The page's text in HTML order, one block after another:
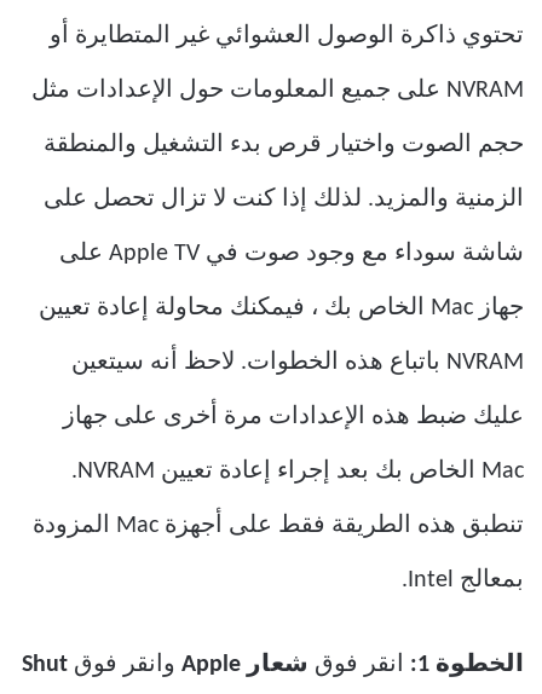
تحتوي ذاكرة الوصول العشوائي غير المتطايرة أو
NVRAM على جميع المعلومات حول الإعدادات مثل
حجم الصوت واختيار قرص بدء التشغيل والمنطقة
الزمنية والمزيد. لذلك إذا كنت لا تزال تحصل على
شاشة سوداء مع وجود صوت في Apple TV على
جهاز Mac الخاص بك ، فيمكنك محاولة إعادة تعيين
NVRAM باتباع هذه الخطوات. لاحظ أنه سيتعين
عليك ضبط هذه الإعدادات مرة أخرى على جهاز
Mac الخاص بك بعد إجراء إعادة تعيين NVRAM.
تنطبق هذه الطريقة فقط على أجهزة Mac المزودة
بمعالج Intel.
الخطوة 1: انقر فوق شعار Apple وانقر فوق Shut